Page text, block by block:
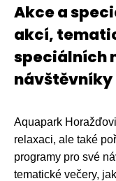
Akce a
akcí,
speciálních
Aquapark
relaxaci, ale také
programy pro své
tematické večery,